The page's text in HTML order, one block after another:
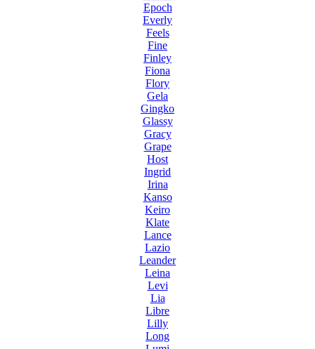
Epoch
Everly
Feels
Fine
Finley
Fiona
Flory
Gela
Gingko
Glassy
Gracy
Grape
Host
Ingrid
Irina
Kanso
Keiro
Klate
Lance
Lazio
Leander
Leina
Levi
Lia
Libre
Lilly
Long